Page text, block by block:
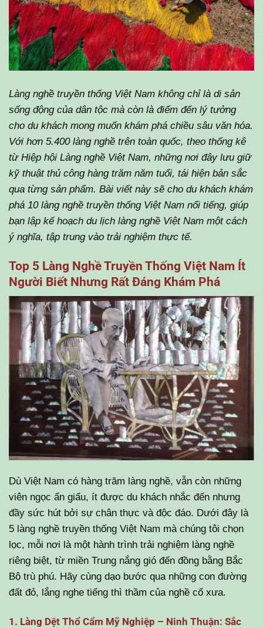
Làng nghề truyền thống Việt Nam không chỉ là di sản
sống động của dân tộc mà còn là điểm đến lý tưởng
cho du khách mong muốn khám phá chiều sâu văn hóa.
Với hơn 5.400 làng nghề trên toàn quốc, theo thống kê
từ Hiệp hội Làng nghề Việt Nam, những nơi đây lưu giữ
kỹ thuật thủ công hàng trăm năm tuổi, tái hiện bản sắc
qua từng sản phẩm. Bài viết này sẽ cho du khách khám
phá 10 làng nghề truyền thống Việt Nam nổi tiếng, giúp
bạn lập kế hoạch du lịch làng nghề Việt Nam một cách
ý nghĩa, tập trung vào trải nghiệm thực tế.
Top 5 Làng Nghề Truyền Thống Việt Nam Ít
Người Biết Nhưng Rất Đáng Khám Phá
Dù Việt Nam có hàng trăm làng nghề, vẫn còn những
viên ngọc ẩn giấu, ít được du khách nhắc đến nhưng
đầy sức hút bởi sự chân thực và độc đáo. Dưới đây là
5 làng nghề truyền thống Việt Nam mà chúng tôi chọn
lọc, mỗi nơi là một hành trình trải nghiệm làng nghề
riêng biệt, từ miền Trung nắng gió đến đồng bằng Bắc
Bộ trù phú. Hãy cùng dạo bước qua những con đường
đất đỏ, lắng nghe tiếng thì thầm của nghề cổ xưa.
1. Làng Dệt Thổ Cẩm Mỹ Nghiệp – Ninh Thuận: Sắc